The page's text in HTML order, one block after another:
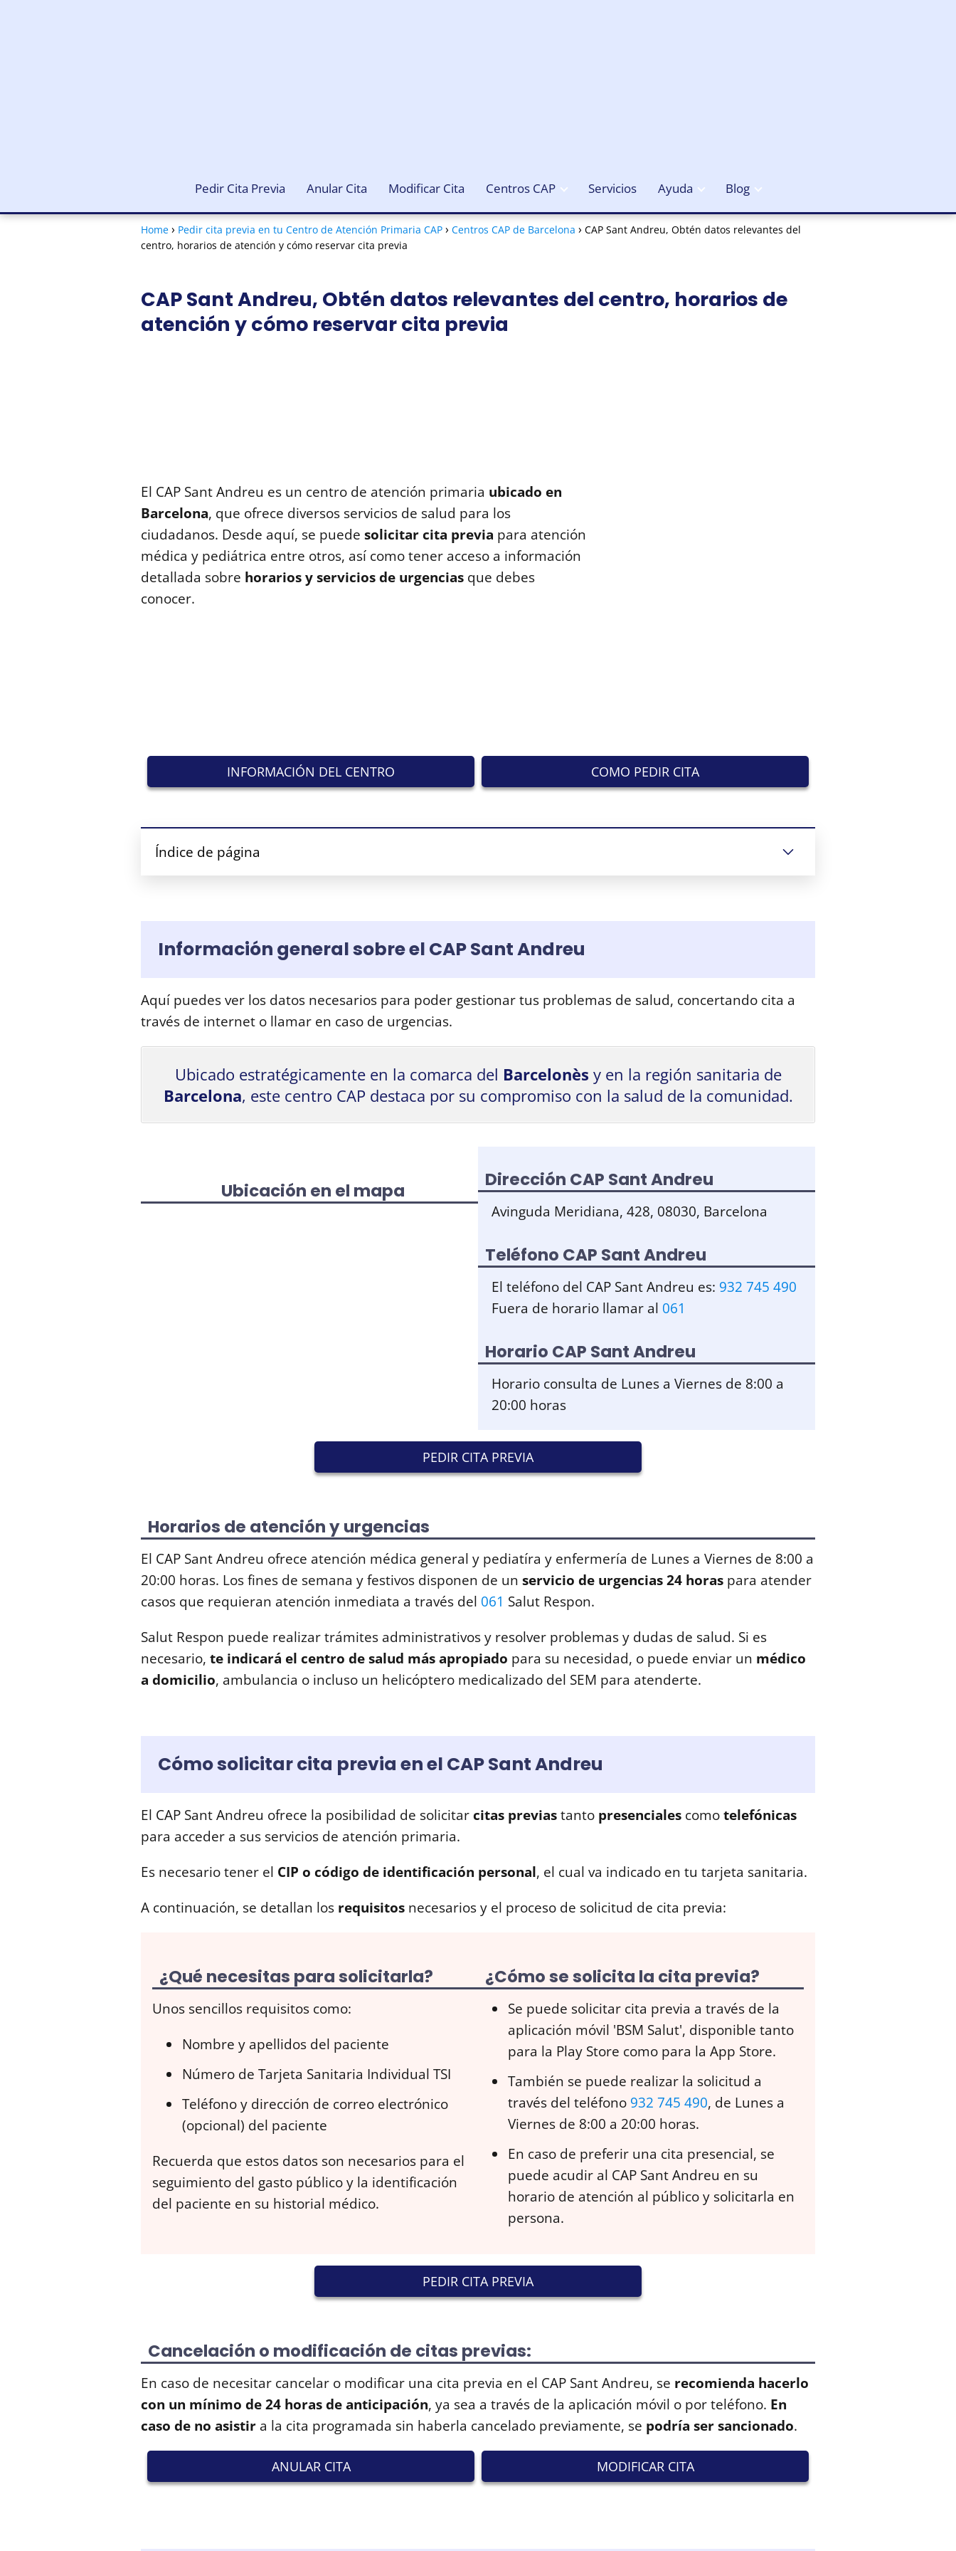
Pedir Cita Previa Anular Cita Modificar Cita Centros CAP Servicios Ayuda Blog
Home Pedir cita previa en tu Centro de Atención Primaria CAP Centros CAP de Barcelona
CAP Sant Andreu, Obtén datos relevantes del
centro, horarios de atención y cómo reservar cita previa
CAP Sant Andreu, Obtén datos relevantes del centro, horarios de
atención y cómo reservar cita previa
El CAP Sant Andreu es un centro de atención primaria ubicado en
Barcelona, que ofrece diversos servicios de salud para los
ciudadanos. Desde aquí, se puede solicitar cita previa para atención
médica y pediátrica entre otros, así como tener acceso a información
detallada sobre horarios y servicios de urgencias que debes
conocer.
INFORMACIÓN DEL CENTRO COMO PEDIR CITA
Índice de página
Información general sobre el CAP Sant Andreu
Aquí puedes ver los datos necesarios para poder gestionar tus problemas de salud, concertando cita a
través de internet o llamar en caso de urgencias.
Ubicado estratégicamente en la comarca del Barcelonès y en la región sanitaria de
Barcelona, este centro CAP destaca por su compromiso con la salud de la comunidad.
Ubicación en el mapa Dirección CAP Sant Andreu
Avinguda Meridiana, 428, 08030, Barcelona
Teléfono CAP Sant Andreu
El teléfono del CAP Sant Andreu es: 932 745 490
Fuera de horario llamar al 061
Horario CAP Sant Andreu
Horario consulta de Lunes a Viernes de 8:00 a
20:00 horas
PEDIR CITA PREVIA
Horarios de atención y urgencias
El CAP Sant Andreu ofrece atención médica general y pediatíra y enfermería de Lunes a Viernes de 8:00 a
20:00 horas. Los fines de semana y festivos disponen de un servicio de urgencias 24 horas para atender
casos que requieran atención inmediata a través del 061 Salut Respon.
Salut Respon puede realizar trámites administrativos y resolver problemas y dudas de salud. Si es
necesario, te indicará el centro de salud más apropiado para su necesidad, o puede enviar un médico
a domicilio, ambulancia o incluso un helicóptero medicalizado del SEM para atenderte.
Cómo solicitar cita previa en el CAP Sant Andreu
El CAP Sant Andreu ofrece la posibilidad de solicitarcitas previastanto presenciales comotelefónicas
para acceder a sus servicios de atención primaria.
Es necesario tener el CIP o código de identificación personal, el cual va indicado en tu tarjeta sanitaria.
A continuación, se detallan los requisitos necesarios y el proceso de solicitud de cita previa:
¿Qué necesitas para solicitarla?
Unos sencillos requisitos como:
Nombre y apellidos del paciente
Número de Tarjeta Sanitaria Individual TSI
Teléfono y dirección de correo electrónico
(opcional) del paciente
Recuerda que estos datos son necesarios para el
seguimiento del gasto público y la identificación
del paciente en su historial médico.
¿Cómo se solicita la cita previa?
Se puede solicitar cita previa a través de la
aplicación móvil 'BSM Salut', disponible tanto
para la Play Store como para la App Store.
También se puede realizar la solicitud a
través del teléfono 932 745 490, de Lunes a
Viernes de 8:00 a 20:00 horas.
En caso de preferir una cita presencial, se
puede acudir al CAP Sant Andreu en su
horario de atención al público y solicitarla en
persona.
PEDIR CITA PREVIA
Cancelación o modificación de citas previas:
En caso de necesitar cancelar o modificar una cita previa en el CAP Sant Andreu, se recomienda hacerlo
con un mínimo de 24 horas de anticipación, ya sea a través de la aplicación móvil o por teléfono. En
caso de no asistir a la cita programada sin haberla cancelado previamente, se podría ser sancionado.
ANULAR CITA MODIFICAR CITA